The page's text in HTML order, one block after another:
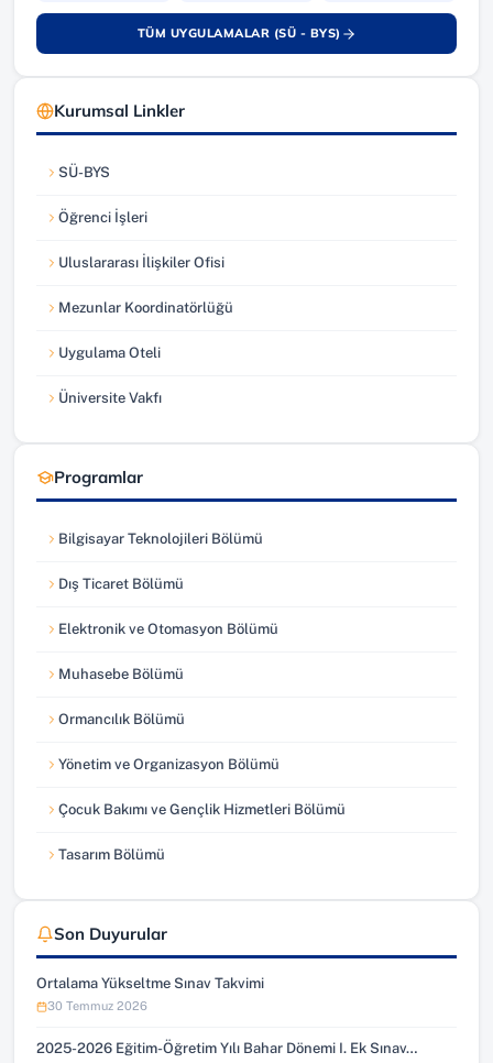
TÜM UYGULAMALAR (SÜ - BYS)
(yeni sekmede açılır)
Kurumsal Linkler
SÜ-BYS
(yeni sekmede açılır)
Öğrenci İşleri
(yeni sekmede açılır)
Uluslararası İlişkiler Ofisi
(yeni sekmede açılır)
Mezunlar Koordinatörlüğü
(yeni sekmede açılır)
Uygulama Oteli
(yeni sekmede açılır)
Üniversite Vakfı
(yeni sekmede açılır)
Programlar
Bilgisayar Teknolojileri Bölümü
Dış Ticaret Bölümü
Elektronik ve Otomasyon Bölümü
Muhasebe Bölümü
Ormancılık Bölümü
Yönetim ve Organizasyon Bölümü
Çocuk Bakımı ve Gençlik Hizmetleri Bölümü
Tasarım Bölümü
Son Duyurular
Ortalama Yükseltme Sınav Takvimi
30 Temmuz 2026
2025-2026 Eğitim-Öğretim Yılı Bahar Dönemi I. Ek Sınav…